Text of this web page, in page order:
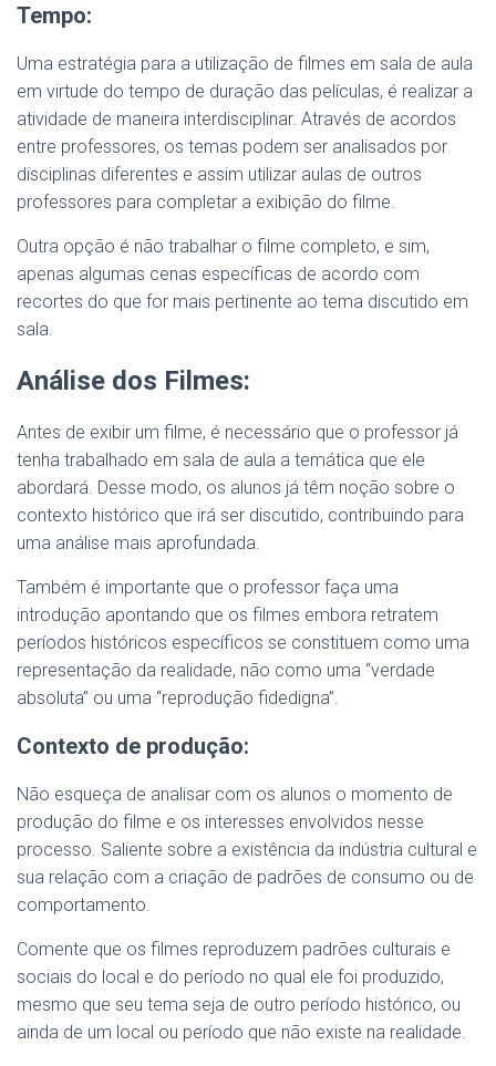
Tempo:
Uma estratégia para a utilização de filmes em sala de aula
em virtude do tempo de duração das películas, é realizar a
atividade de maneira interdisciplinar. Através de acordos
entre professores, os temas podem ser analisados por
disciplinas diferentes e assim utilizar aulas de outros
professores para completar a exibição do filme.
Outra opção é não trabalhar o filme completo, e sim,
apenas algumas cenas específicas de acordo com
recortes do que for mais pertinente ao tema discutido em
sala.
Análise dos Filmes:
Antes de exibir um filme, é necessário que o professor já
tenha trabalhado em sala de aula a temática que ele
abordará. Desse modo, os alunos já têm noção sobre o
contexto histórico que irá ser discutido, contribuindo para
uma análise mais aprofundada.
Também é importante que o professor faça uma
introdução apontando que os filmes embora retratem
períodos históricos específicos se constituem como uma
representação da realidade, não como uma “verdade
absoluta” ou uma “reprodução fidedigna”.
Contexto de produção:
Não esqueça de analisar com os alunos o momento de
produção do filme e os interesses envolvidos nesse
processo. Saliente sobre a existência da indústria cultural e
sua relação com a criação de padrões de consumo ou de
comportamento.
Comente que os filmes reproduzem padrões culturais e
sociais do local e do período no qual ele foi produzido,
mesmo que seu tema seja de outro período histórico, ou
ainda de um local ou período que não existe na realidade.